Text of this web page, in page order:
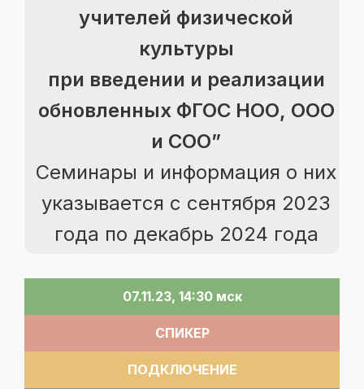
учителей физической
культуры
при введении и реализации
обновленных ФГОС НОО, ООО
и СОО”
Семинары и информация о них
указывается с сентября 2023
года по декабрь 2024 года
07.11.23, 14:30 мск
СПИКЕР
ПОДКЛЮЧЕНИЕ